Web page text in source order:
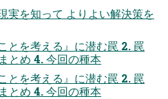
実を知って よりよい解決策を
とを考える』に潜む罠 2. 罠
とめ 4. 今回の種本
とを考える』に潜む罠 2. 罠
とめ 4. 今回の種本